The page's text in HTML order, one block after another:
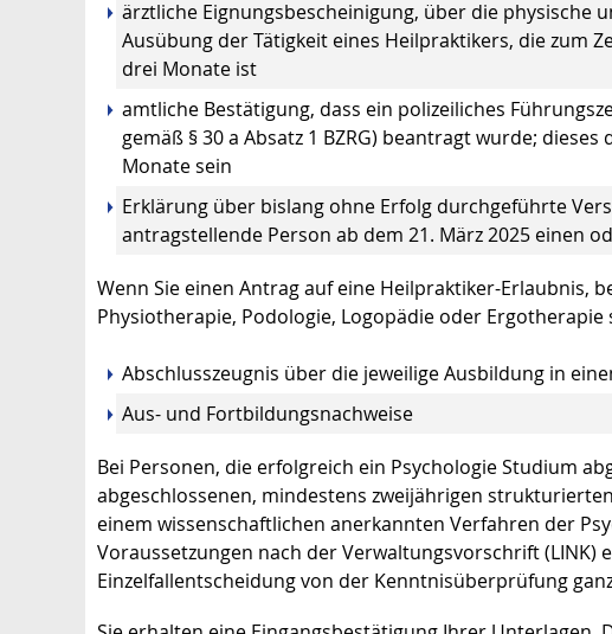
ärztliche Eignungsbescheinigung, über die physische
Ausübung der Tätigkeit eines Heilpraktikers, die zum
drei Monate ist
amtliche Bestätigung, dass ein polizeiliches
gemäß § 30 a Absatz 1 BZRG) beantragt wurde;
Monate sein
Erklärung über bislang ohne Erfolg durchgeführte
antragstellende Person ab dem 21. März 2025 einen
Wenn Sie einen Antrag auf eine Heilpraktiker-Erlaubnis,
Physiotherapie, Podologie, Logopädie oder
Abschlusszeugnis über die jeweilige Ausbildung in
Aus- und Fortbildungsnachweise
Bei Personen, die erfolgreich ein Psychologie Studium
abgeschlossenen, mindestens zweijährigen
einem wissenschaftlichen anerkannten Verfahren der
Voraussetzungen nach der Verwaltungsvorschrift
Einzelfallentscheidung von der Kenntnisüberprüfung